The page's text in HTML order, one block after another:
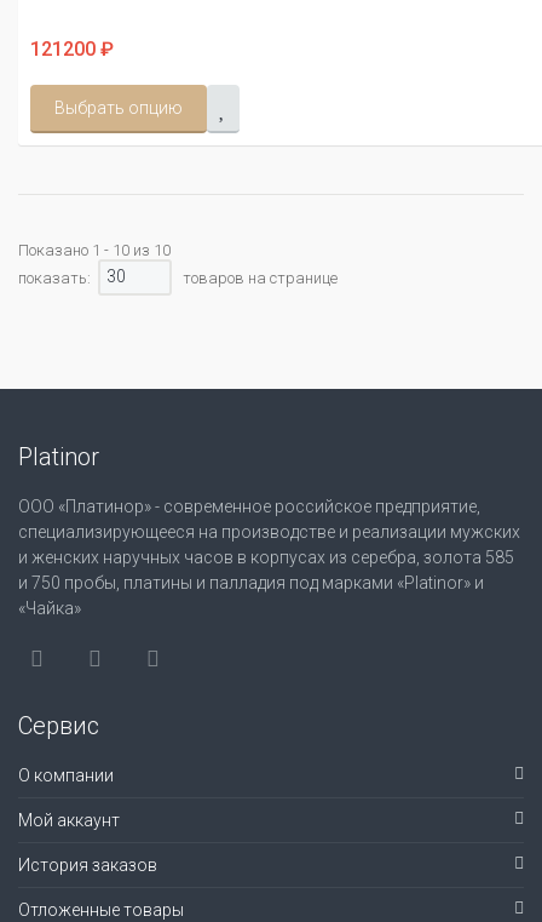
121200 ₽
Выбрать опцию
Показано 1 - 10 из 10
показать:
30 товаров на странице
Platinor
ООО «Платинор» - современное российское предприятие,
специализирующееся на производстве и реализации мужских
и женских наручных часов в корпусах из серебра, золота 585
и 750 пробы, платины и палладия под марками «Platinor» и
«Чайка»
Сервис
О компании
Мой аккаунт
История заказов
Отложенные товары